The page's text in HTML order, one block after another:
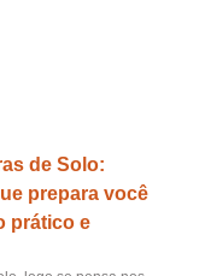
de Solo:
prepara você
prático e